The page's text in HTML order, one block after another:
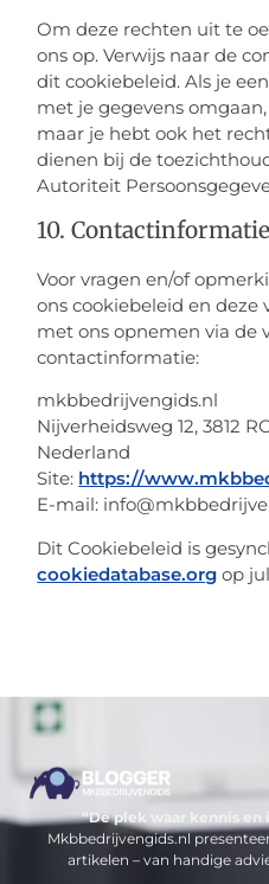
Om deze rechten uit te
ons op. Verwijs naar de
dit cookiebeleid. Als je
met je gegevens
maar je hebt ook het
dienen bij de
Autoriteit
10. Contactinformatie
Voor vragen en/of
ons cookiebeleid en
met ons opnemen via de
contactinformatie:
mkbbedrijvengids.nl
Nijverheidsweg 12, 3812
Nederland
Site: https://
E-mail: info@
Dit Cookiebeleid is
cookiedatabase.org op
“De plek waar kennis
Mkbbedrijvengids.nl
artikelen – van handige